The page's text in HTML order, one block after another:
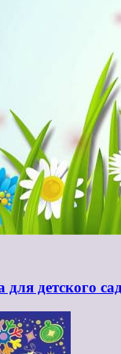
детского